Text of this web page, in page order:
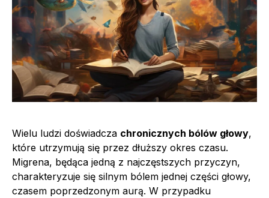
Wielu ludzi doświadcza chronicznych bólów głowy,
które utrzymują się przez dłuższy okres czasu.
Migrena, będąca jedną z najczęstszych przyczyn,
charakteryzuje się silnym bólem jednej części głowy,
czasem poprzedzonym aurą. W przypadku